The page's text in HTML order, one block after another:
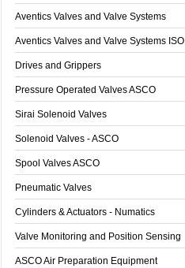
Aventics Valves and Valve Systems
Aventics Valves and Valve Systems ISO
Drives and Grippers
Pressure Operated Valves ASCO
Sirai Solenoid Valves
Solenoid Valves - ASCO
Spool Valves ASCO
Pneumatic Valves
Cylinders & Actuators - Numatics
Valve Monitoring and Position Sensing
ASCO Air Preparation Equipment